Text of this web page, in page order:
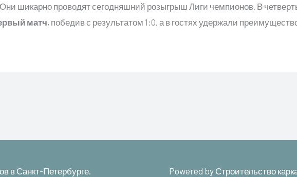
шикарно проводят сегодняшний розыгрыш Лиги чемпионов. В
матч, победив с результатом 1:0, а в гостях удержали
в Санкт-Петербурге. Powered by Строительство